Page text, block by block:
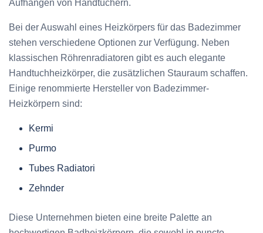
Aufhängen von Handtüchern.
Bei der Auswahl eines Heizkörpers für das Badezimmer
stehen verschiedene Optionen zur Verfügung. Neben
klassischen Röhrenradiatoren gibt es auch elegante
Handtuchheizkörper, die zusätzlichen Stauraum schaffen.
Einige renommierte Hersteller von Badezimmer-
Heizkörpern sind:
Kermi
Purmo
Tubes Radiatori
Zehnder
Diese Unternehmen bieten eine breite Palette an